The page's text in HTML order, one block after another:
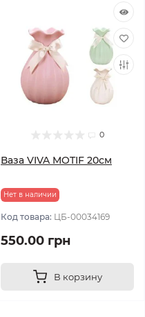
0
Ваза VIVA MOTIF 20см
Нет в наличии
Код товара: ЦБ-00034169
550.00 грн
В корзину